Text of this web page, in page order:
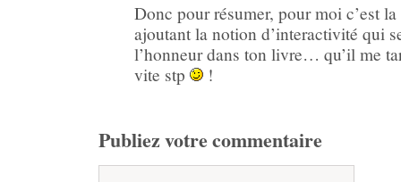
Donc pour résumer, pour moi c’est
ajoutant la notion d’interactivité qui
l’honneur dans ton livre… qu’il me
vite stp
!
Publiez votre commentaire